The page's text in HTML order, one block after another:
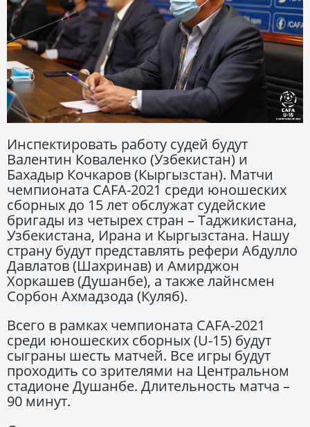
Инспектировать работу судей будут
Валентин Коваленко (Узбекистан) и
Бахадыр Кочкаров (Кыргызстан). Матчи
чемпионата CAFA-2021 среди юношеских
сборных до 15 лет обслужат судейские
бригады из четырех стран – Таджикистана,
Узбекистана, Ирана и Кыргызстана. Нашу
страну будут представлять рефери Абдулло
Давлатов (Шахринав) и Амирджон
Хоркашев (Душанбе), а также лайнсмен
Сорбон Ахмадзода (Куляб).
Всего в рамках чемпионата CAFA-2021
среди юношеских сборных (U-15) будут
сыграны шесть матчей. Все игры будут
проходить со зрителями на Центральном
стадионе Душанбе. Длительность матча –
90 минут.